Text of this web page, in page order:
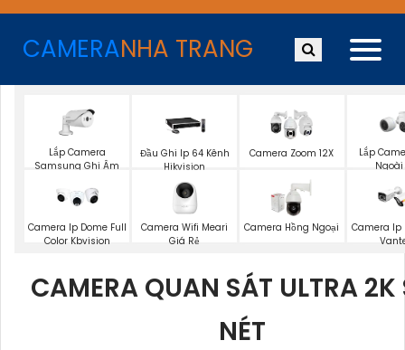
CAMERANHA TRANG
Lắp Camera
Samsung Ghi Âm
Đầu Ghi Ip 64 Kênh
Hikvision
Camera Zoom 12X
Lắp
Camera Ip Dome Full
Color Kbvision
Camera Wifi Meari
Giá Rẻ
Camera Hồng Ngoại
Camera Ip
CAMERA QUAN SÁT ULTRA 2K
NÉT